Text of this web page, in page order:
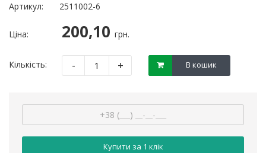
Артикул: 2511002-6
Ціна: 200,10 грн.
Кількість: - + В кошик
Купити за 1 клiк